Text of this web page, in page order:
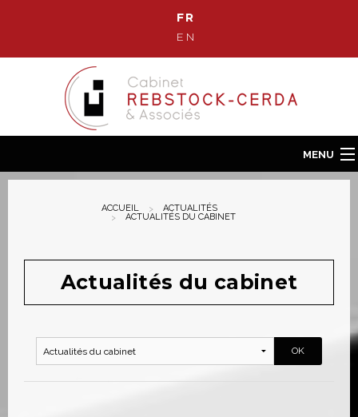
FR
EN
MENU
Accueil
Nos compétences
ACCUEIL
ACTUALITÉS
ACTUALITÉS DU CABINET
Actualités du cabinet